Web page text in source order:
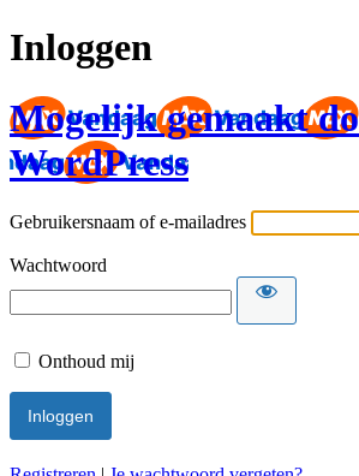
Inloggen
Mogelijk gemaakt
WordPress
Gebruikersnaam of e-mailadres
Wachtwoord
Onthoud mij